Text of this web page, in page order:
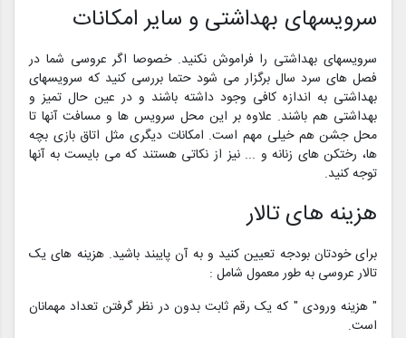
سرویسهای بهداشتی و سایر امکانات
سرویسهای بهداشتی را فراموش نکنید. خصوصا اگر عروسی شما در
فصل های سرد سال برگزار می شود حتما بررسی کنید که سرویسهای
بهداشتی به اندازه کافی وجود داشته باشند و در عین حال تمیز و
بهداشتی هم باشند. علاوه بر این محل سرویس ها و مسافت آنها تا
محل جشن هم خیلی مهم است. امکانات دیگری مثل اتاق بازی بچه
ها، رختکن های زنانه و ... نیز از نکاتی هستند که می بایست به آنها
توجه کنید.
هزینه های تالار
برای خودتان بودجه تعیین کنید و به آن پایبند باشید. هزینه های یک
تالار عروسی به طور معمول شامل :
" هزینه ورودی " که یک رقم ثابت بدون در نظر گرفتن تعداد مهمانان
است.